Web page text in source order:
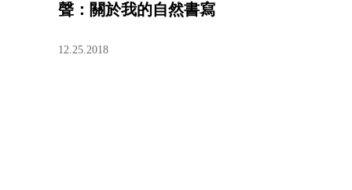
聲：關於我的自然書寫
12.25.2018